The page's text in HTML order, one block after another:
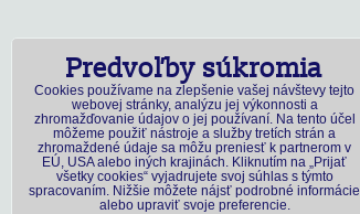
Predvoľby súkromia
Cookies používame na zlepšenie vašej návštevy tejto
webovej stránky, analýzu jej výkonnosti a
zhromažďovanie údajov o jej používaní. Na tento účel
môžeme použiť nástroje a služby tretích strán a
zhromaždené údaje sa môžu preniesť k partnerom v
EÚ, USA alebo iných krajinách. Kliknutím na „Prijať
všetky cookies“ vyjadrujete svoj súhlas s týmto
spracovaním. Nižšie môžete nájsť podrobné informácie
alebo upraviť svoje preferencie.